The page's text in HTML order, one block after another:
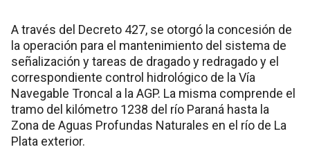
A través del Decreto 427, se otorgó la concesión de
la operación para el mantenimiento del sistema de
señalización y tareas de dragado y redragado y el
correspondiente control hidrológico de la Vía
Navegable Troncal a la AGP. La misma comprende el
tramo del kilómetro 1238 del río Paraná hasta la
Zona de Aguas Profundas Naturales en el río de La
Plata exterior.